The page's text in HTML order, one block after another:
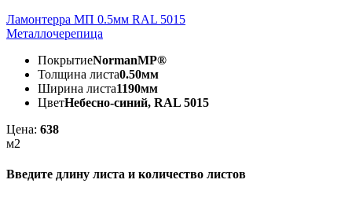
Ламонтерра МП 0.5мм RAL 5015
Металлочерепица
ПокрытиеNormanMP®
Толщина листа0.50мм
Ширина листа1190мм
ЦветНебесно-синий, RAL 5015
Цена: 638
м2
Введите длину листа и количество листов